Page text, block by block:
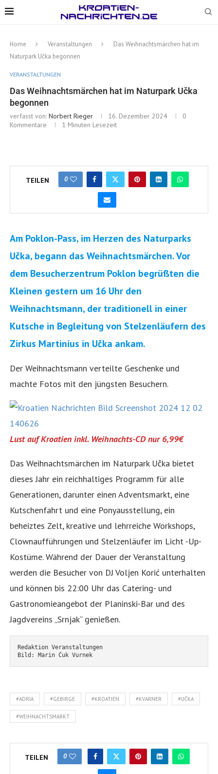
Home Veranstaltungen
Das Weihnachtsmärchen hat im
Naturpark Učka begonnen
VERANSTALTUNGEN
Das Weihnachtsmärchen hat im Naturpark Učka
begonnen
verfasst von: Norbert Rieger 16. Dezember 2024
0
Kommentare
1 Minuten Lesezeit
TEILEN 0
Am Poklon-Pass, im Herzen des Naturparks
Učka, begann das Weihnachtsmärchen. Vor
dem Besucherzentrum Poklon begrüßten die
Kleinen gestern um 16 Uhr den
Weihnachtsmann, der traditionell in einer
Kutsche in Begleitung von Stelzenläufern des
Zirkus Martinius in Učka ankam.
Der Weihnachtsmann verteilte Geschenke und
machte Fotos mit den jüngsten Besuchern.
Lust auf Kroatien inkl. Weihnachts-CD nur 6,99€
Das Weihnachtsmärchen im Naturpark Učka bietet
dieses Jahr ein reichhaltiges Programm für alle
Generationen, darunter einen Adventsmarkt, eine
Kutschenfahrt und eine Ponyausstellung, ein
beheiztes Zelt, kreative und lehrreiche Workshops,
Clownaufführungen und Stelzenläufer im Licht -Up-
Kostüme. Während der Dauer der Veranstaltung
werden die Besucher von DJ Voljen Korić unterhalten
und können bis 22:00 Uhr das Catering- und
Gastronomieangebot der Planinski-Bar und des
Jagdvereins „Srnjak“ genießen.
Redaktion Veranstaltungen
Bild: Marin Ćuk Vurnek
#ADRIA #GEBIRGE #KROATIEN #KVARNER #UČKA
#WEIHNACHTSMARKT
TEILEN 0